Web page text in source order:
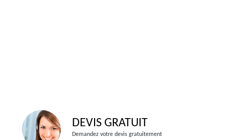
DEVIS GRATUIT
Demandez votre devis gratuitement